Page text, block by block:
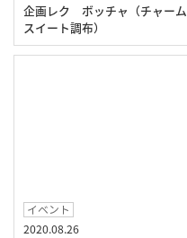
企画レク ボッチャ（チャーム
スイート調布）
イベント
2020.08.26